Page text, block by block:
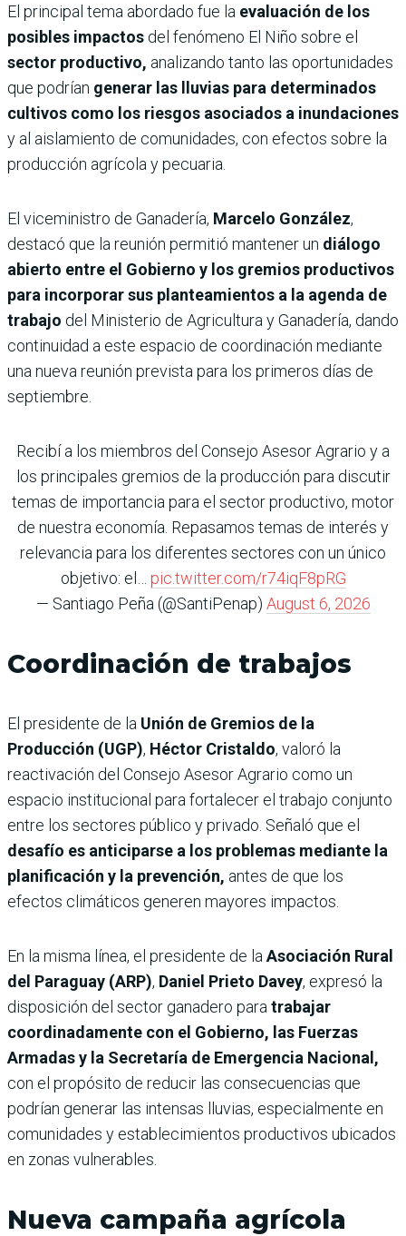
El principal tema abordado fue la evaluación de los
posibles impactos del fenómeno El Niño sobre el
sector productivo, analizando tanto las oportunidades
que podrían generar las lluvias para determinados
cultivos como los riesgos asociados a inundaciones
y al aislamiento de comunidades, con efectos sobre la
producción agrícola y pecuaria.
El viceministro de Ganadería, Marcelo González,
destacó que la reunión permitió mantener un diálogo
abierto entre el Gobierno y los gremios productivos
para incorporar sus planteamientos a la agenda de
trabajo del Ministerio de Agricultura y Ganadería, dando
continuidad a este espacio de coordinación mediante
una nueva reunión prevista para los primeros días de
septiembre.
Recibí a los miembros del Consejo Asesor Agrario y a
los principales gremios de la producción para discutir
temas de importancia para el sector productivo, motor
de nuestra economía. Repasamos temas de interés y
relevancia para los diferentes sectores con un único
objetivo: el… pic.twitter.com/r74iqF8pRG
— Santiago Peña (@SantiPenap) August 6, 2026
Coordinación de trabajos
El presidente de la Unión de Gremios de la
Producción (UGP), Héctor Cristaldo, valoró la
reactivación del Consejo Asesor Agrario como un
espacio institucional para fortalecer el trabajo conjunto
entre los sectores público y privado. Señaló que el
desafío es anticiparse a los problemas mediante la
planificación y la prevención, antes de que los
efectos climáticos generen mayores impactos.
En la misma línea, el presidente de la Asociación Rural
del Paraguay (ARP), Daniel Prieto Davey, expresó la
disposición del sector ganadero para trabajar
coordinadamente con el Gobierno, las Fuerzas
Armadas y la Secretaría de Emergencia Nacional,
con el propósito de reducir las consecuencias que
podrían generar las intensas lluvias, especialmente en
comunidades y establecimientos productivos ubicados
en zonas vulnerables.
Nueva campaña agrícola